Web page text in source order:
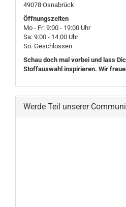
49078 Osnabrück
Öffnungszeiten
Mo - Fr: 9:00 - 19:00 Uhr
Sa: 9:00 - 14:00 Uhr
So: Geschlossen
Schau doch mal vorbei und lass
Stoffauswahl inspirieren. Wir
Werde Teil unserer